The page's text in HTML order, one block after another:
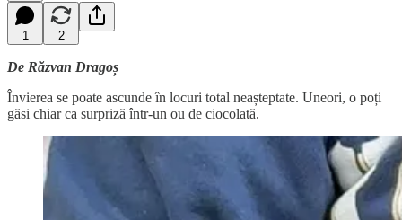
1 2
De Răzvan Dragoș
Învierea se poate ascunde în locuri total neașteptate. Uneori, o poți
găsi chiar ca surpriză într-un ou de ciocolată.